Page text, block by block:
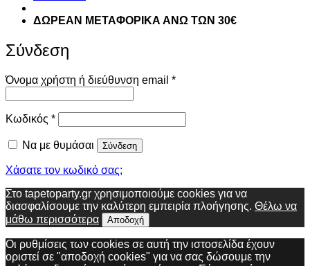
ΔΩΡΕΑΝ ΜΕΤΑΦΟΡΙΚΑ ΑΝΩ ΤΩΝ 30€
Σύνδεση
Όνομα χρήστη ή διεύθυνση email *Απαιτείται
Κωδικός *Απαιτείται
Να με θυμάσαι Σύνδεση
Χάσατε τον κωδικό σας;
Στο tapetoparty.gr χρησιμοποιούμε cookies για να
διασφαλίσουμε την καλύτερη εμπειρία πλοήγησης. Θέλω να
μάθω περισσότερα
Αποδοχή
Οι ρυθμίσεις των cookies σε αυτή την ιστοσελίδα έχουν
οριστεί σε "αποδοχή cookies" για να σας δώσουμε την